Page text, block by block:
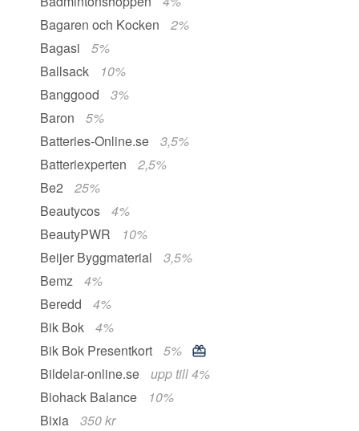
Bagaren och Kocken
2%
Bagasi
5%
Ballsack
10%
Banggood
3%
Baron
5%
Batteries-Online.se
3,5%
Batteriexperten
2,5%
Be2
25%
Beautycos
4%
BeautyPWR
10%
Beijer Byggmaterial
3,5%
Bemz
4%
Beredd
4%
Bik Bok
4%
Bik Bok Presentkort
5%
Bildelar-online.se
upp till 4%
Biohack Balance
10%
Bixia
350 kr